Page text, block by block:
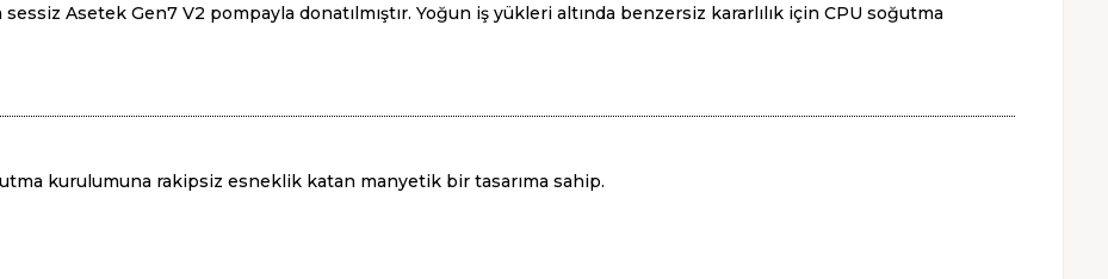
Asetek Gen7 V2 pompayla donatılmıştır. Yoğun iş yükleri altında benzersiz kararlılık için CPU soğutma
kurulumuna rakipsiz esneklik katan manyetik bir tasarıma sahip.